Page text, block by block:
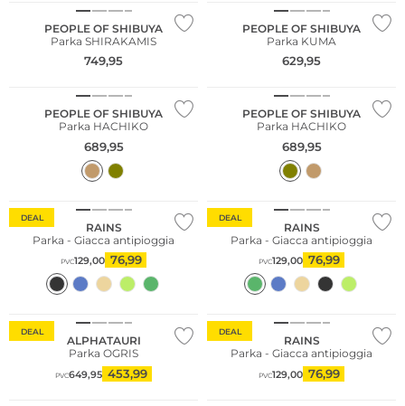
PEOPLE OF SHIBUYA
Parka SHIRAKAMIS
749,95
PEOPLE OF SHIBUYA
Parka KUMA
629,95
PEOPLE OF SHIBUYA
Parka HACHIKO
689,95
PEOPLE OF SHIBUYA
Parka HACHIKO
689,95
DEAL
RAINS
Parka - Giacca antipioggia
PVC129,00 76,99
DEAL
RAINS
Parka - Giacca antipioggia
PVC129,00 76,99
DEAL
ALPHATAURI
Parka OGRIS
PVC649,95 453,99
DEAL
RAINS
Parka - Giacca antipioggia
PVC129,00 76,99
Taglie grandi
Più venduto